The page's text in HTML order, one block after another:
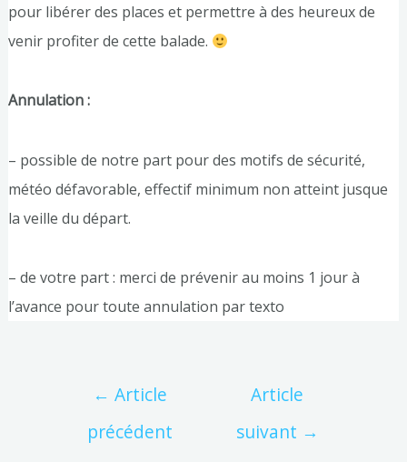
pour libérer des places et permettre à des heureux de
venir profiter de cette balade.
Annulation :
– possible de notre part pour des motifs de sécurité,
météo défavorable, effectif minimum non atteint jusque
la veille du départ.
– de votre part : merci de prévenir au moins 1 jour à
l’avance pour toute annulation par texto
← Article
précédent
Article
suivant →